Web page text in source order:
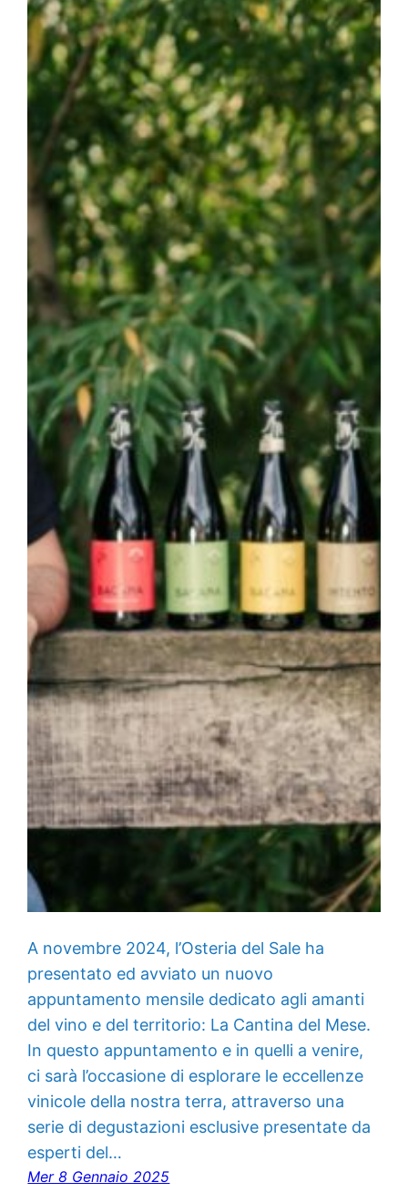
A novembre 2024, l’Osteria del Sale ha
presentato ed avviato un nuovo
appuntamento mensile dedicato agli amanti
del vino e del territorio: La Cantina del Mese.
In questo appuntamento e in quelli a venire,
ci sarà l’occasione di esplorare le eccellenze
vinicole della nostra terra, attraverso una
serie di degustazioni esclusive presentate da
esperti del…
Mer 8 Gennaio 2025